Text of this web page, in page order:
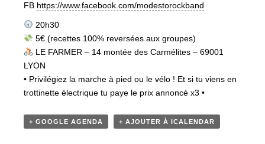
FB https://www.facebook.com/modestorockband
20h30
5€ (recettes 100% reversées aux groupes)
‍ LE FARMER – 14 montée des Carmélites – 69001
LYON
• Privilégiez la marche à pied ou le vélo ! Et si tu viens en
trottinette électrique tu paye le prix annoncé x3 •
+ GOOGLE AGENDA + AJOUTER À ICALENDAR